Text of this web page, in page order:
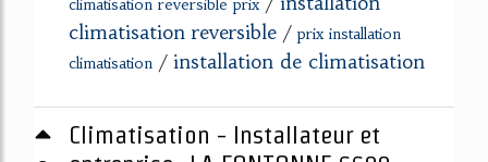
climatisation reversible prix
climatisation reversible / prix installation
climatisation / installation de climatisation
Climatisation - Installateur et